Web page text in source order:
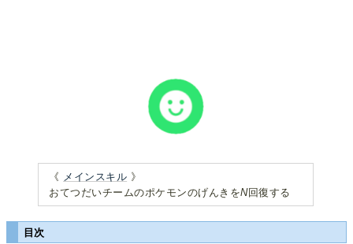
《 メインスキル 》
おてつだいチームのポケモンのげんきをN回復する
目次